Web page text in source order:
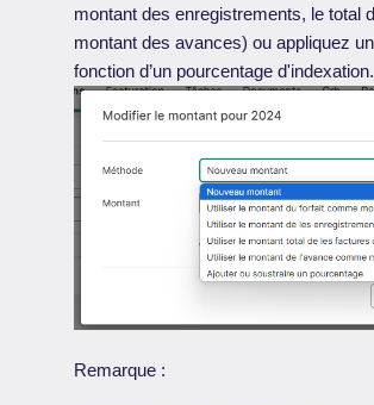
montant des enregistrements, le total
montant des avances) ou appliquez
fonction d’un pourcentage d'indexation.
Remarque :